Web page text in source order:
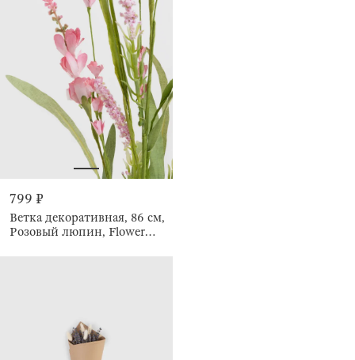
799 ₽
Ветка декоративная, 86 см,
Розовый люпин, Flower